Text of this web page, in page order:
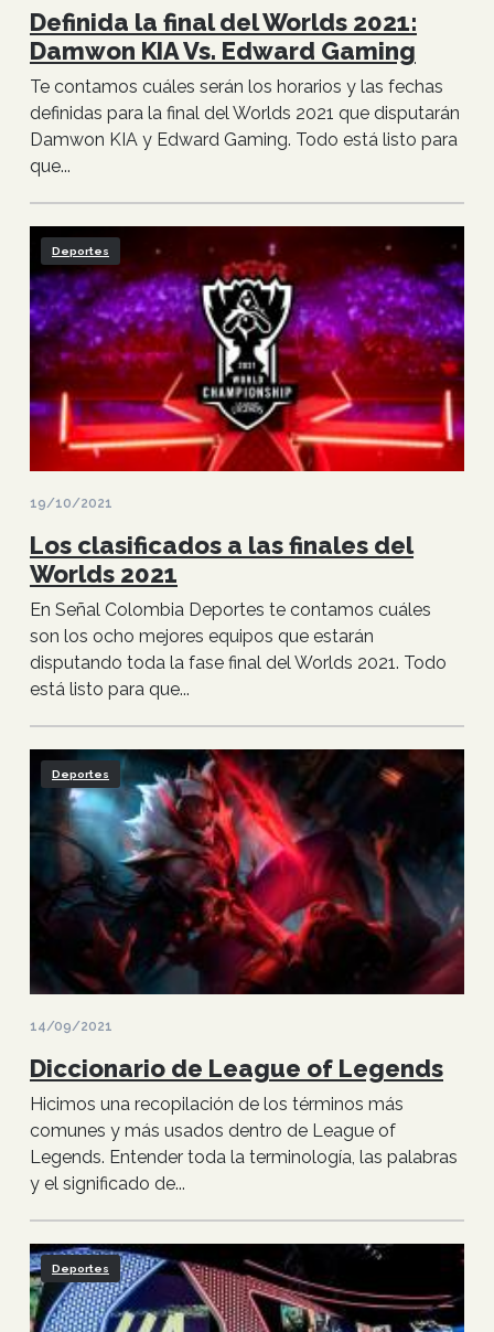
Definida la final del Worlds 2021:
Damwon KIA Vs. Edward Gaming
Te contamos cuáles serán los horarios y las fechas
definidas para la final del Worlds 2021 que disputarán
Damwon KIA y Edward Gaming. Todo está listo para
que...
Deportes
19/10/2021
Los clasificados a las finales del
Worlds 2021
En Señal Colombia Deportes te contamos cuáles
son los ocho mejores equipos que estarán
disputando toda la fase final del Worlds 2021. Todo
está listo para que...
Deportes
14/09/2021
Diccionario de League of Legends
Hicimos una recopilación de los términos más
comunes y más usados dentro de League of
Legends. Entender toda la terminología, las palabras
y el significado de...
Deportes